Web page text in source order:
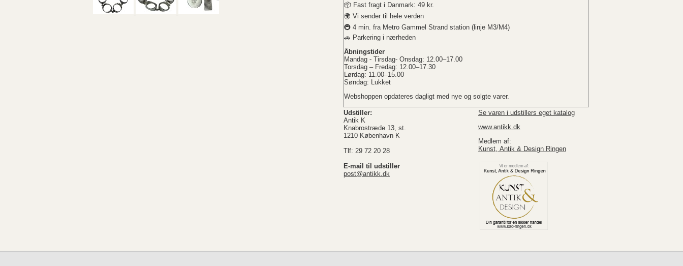
📦 Fast fragt i Danmark: 49 kr.
🌍 Vi sender til hele verden
🚇 4 min. fra Metro Gammel Strand station (linje M3/M4)
🚗 Parkering i nærheden
Åbningstider
Mandag - Tirsdag- Onsdag: 12.00–17.00
Torsdag – Fredag: 12.00–17.30
Lørdag: 11.00–15.00
Søndag: Lukket
Webshoppen opdateres dagligt med nye og solgte varer.
Udstiller:
Antik K
Knabrostræde 13, st.
1210 København K
Tlf: 29 72 20 28
E-mail til udstiller
post@antikk.dk
Se varen i udstillers eget katalog
www.antikk.dk
Medlem af:
Kunst, Antik & Design Ringen